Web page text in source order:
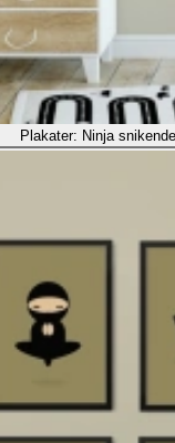
Plakater: Ninja